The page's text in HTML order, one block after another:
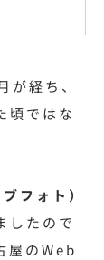
経ち、
頃ではな
フォト）
したので
屋のWeb